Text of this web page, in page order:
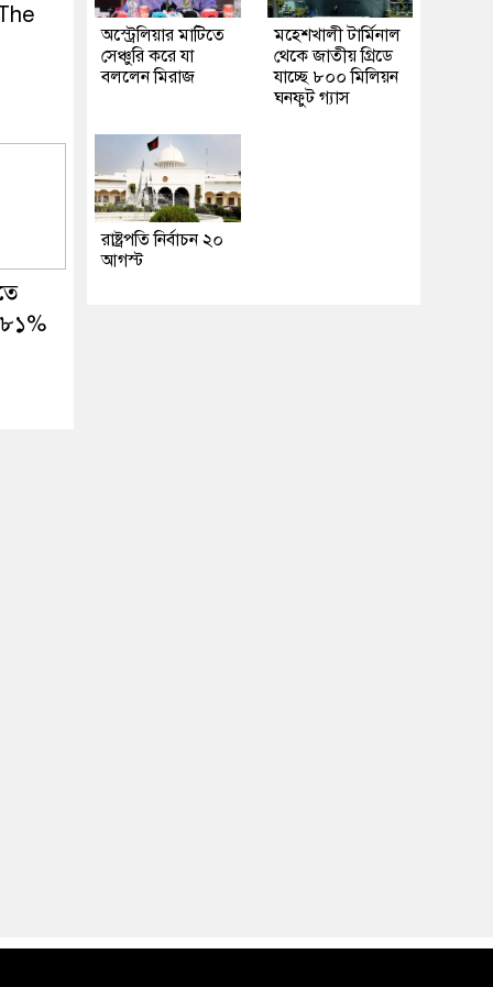
অস্ট্রেলিয়ার মাটিতে
সেঞ্চুরি করে যা
বললেন মিরাজ
মহেশখালী টার্মিনাল
থেকে জাতীয় গ্রিডে
যাচ্ছে ৮০০ মিলিয়ন
ঘনফুট গ্যাস
রাষ্ট্রপতি নির্বাচন ২০
আগস্ট